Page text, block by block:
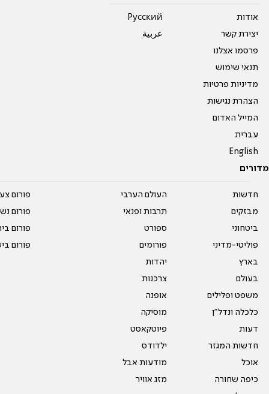
אודות
יצירת קשר
פרסמו אצלנו
תנאי שימוש
מדיניות פרטיות
הצהרת נגישות
המייל האדום
עברית
English
Pусский
عربية
מדורים
חדשות
מבזקים
ביטחוני
פוליטי-מדיני
בארץ
בעולם
משפט ופלילים
כלכלה ונדל"ן
דעות
חדשות המגזר
אוכל
כיפה שחורה
העולם הערבי
תרבות ופנאי
ספורט
פורומים
יהדות
צרכנות
אופנה
מוסיקה
פיוטקאסט
ילדודס
מודעות אבל
מזג אוויר
פורום
פורום
פורום
פורום